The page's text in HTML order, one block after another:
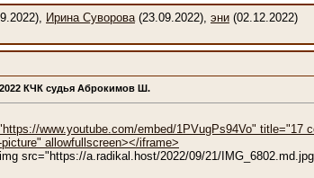
Ирина Суворова(23.09.2022), эни (02.12.2022)
КЧК судья Аброкимов Ш.
www.youtube.com/embed/1PVugPs94Vo" title="17
allowfullscreen></iframe>
src="https://a.radikal.host/2022/09/21/